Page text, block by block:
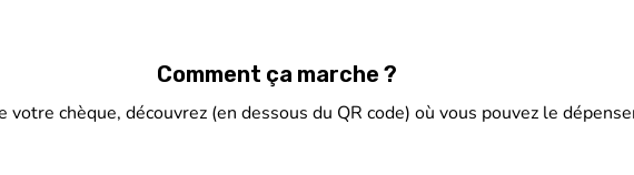
Comment ça marche ?
votre chèque, découvrez (en dessous du QR code) où vous pouvez le